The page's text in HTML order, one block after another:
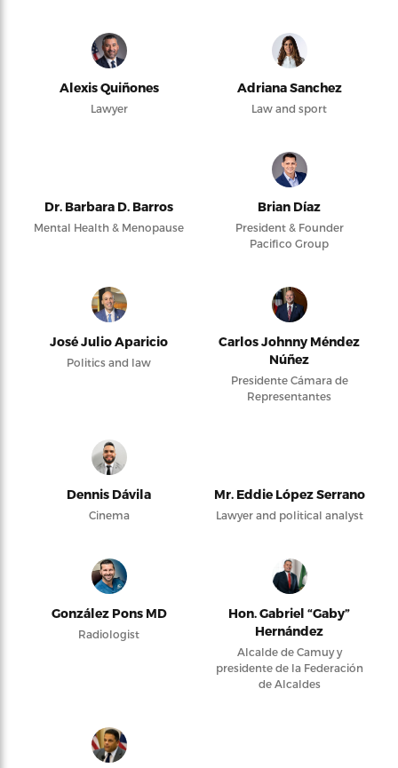
Alexis Quiñones
Lawyer
Adriana Sanchez
Law and sport
Dr. Barbara D. Barros
Mental Health & Menopause
Brian Díaz
President & Founder
Pacifico Group
José Julio Aparicio
Politics and law
Carlos Johnny Méndez
Núñez
Presidente Cámara de
Representantes
Dennis Dávila
Cinema
Mr. Eddie López Serrano
Lawyer and political analyst
González Pons MD
Radiologist
Hon. Gabriel “Gaby”
Hernández
Alcalde de Camuy y
presidente de la Federación
de Alcaldes